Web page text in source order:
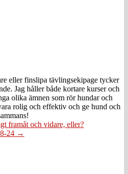
eller finslipa tävlingsekipage tycker
Jag håller både kortare kurser och
olika ämnen som rör hundar och
rolig och effektiv och ge hund och
framåt och vidare, eller?
24 →